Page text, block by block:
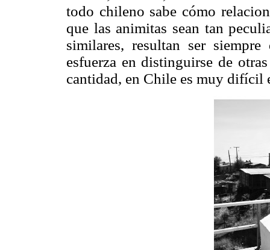
todo chileno sabe cómo
que las animitas sean tan
similares, resultan ser
esfuerza en distinguirse de
cantidad, en Chile es muy difícil